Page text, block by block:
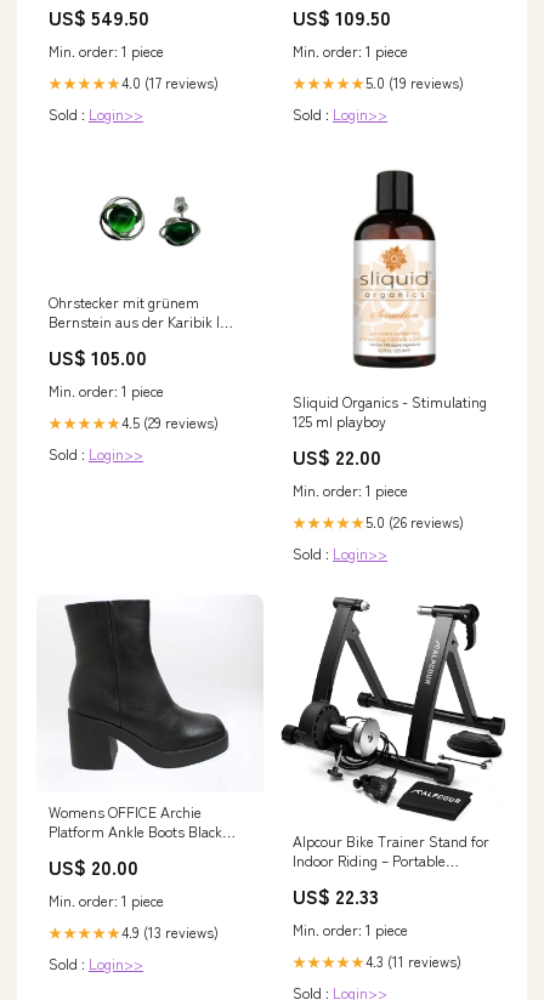
US$ 549.50
Min. order: 1 piece
★★★★★4.0 (17 reviews)
Sold : Login>>
US$ 109.50
Min. order: 1 piece
★★★★★5.0 (19 reviews)
Sold : Login>>
Ohrstecker mit grünem
Bernstein aus der Karibik |
US$ 105.00
Min. order: 1 piece
★★★★★4.5 (29 reviews)
Sold : Login>>
Sliquid Organics - Stimulating
125 ml playboy
US$ 22.00
Min. order: 1 piece
★★★★★5.0 (26 reviews)
Sold : Login>>
Womens OFFICE Archie
Platform Ankle Boots Black
US$ 20.00
Min. order: 1 piece
★★★★★4.9 (13 reviews)
Sold : Login>>
Alpcour Bike Trainer Stand for
Indoor Riding – Portable
Steel Indoor Trainer, Noise
Settings & Bag – Stationary
Exercise for Road & Mountain
US$ 22.33
Min. order: 1 piece
★★★★★4.3 (11 reviews)
Sold : Login>>